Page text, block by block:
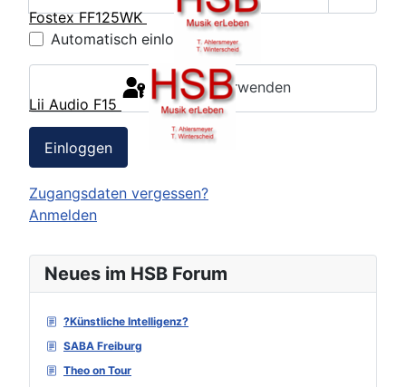
Fostex FF125WK
Lii Audio F15
Neues im HSB Forum
?Künstliche Intelligenz?
SABA Freiburg
Theo on Tour
Automatisch einloggen
Passkey verwenden
Einloggen
Zugangsdaten vergessen?
Anmelden